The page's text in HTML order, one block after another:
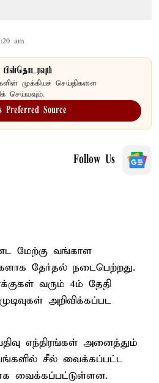
am
பின்தொடரவும்
முக்கியச் செய்திகளை
செய்யவும்.
Preferred Source
Follow Us
மேற்கு வங்காள
தேர்தல் நடைபெற்றது.
வரும் 4ம் தேதி
அறிவிக்கப்பட
எந்திரங்கள் அனைத்தும்
சீல் வைக்கப்பட்ட
வைக்கப்பட்டுள்ளன.